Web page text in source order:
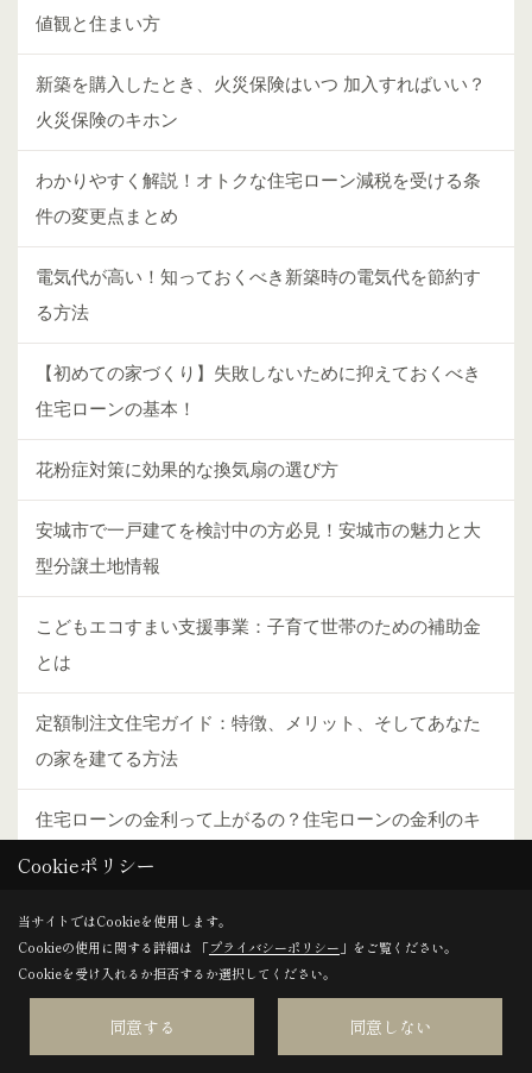
値観と住まい方
新築を購入したとき、火災保険はいつ 加入すればいい？
火災保険のキホン
わかりやすく解説！オトクな住宅ローン減税を受ける条
件の変更点まとめ
電気代が高い！知っておくべき新築時の電気代を節約す
る方法
【初めての家づくり】失敗しないために抑えておくべき
住宅ローンの基本！
花粉症対策に効果的な換気扇の選び方
安城市で一戸建てを検討中の方必見！安城市の魅力と大
型分譲土地情報
こどもエコすまい支援事業：子育て世帯のための補助金
とは
定額制注文住宅ガイド：特徴、メリット、そしてあなた
の家を建てる方法
住宅ローンの金利って上がるの？住宅ローンの金利のキ
ホンを解説
新築購入者必見！防犯カメラと設置ポイントの基本ガイ
ド
Cookieポリシー
当サイトではCookieを使用します。
Cookieの使用に関する詳細は 「プライバシーポリシー 」をご覧ください。
Cookieを受け入れるか拒否するか選択してください。
同意する 同意しない